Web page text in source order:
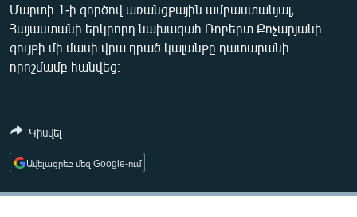
ՏՏ ԵՒ ԻՆՏԵՐՆԵՏ
ԿՈՐՈՆԱՎԻՐՈՒՍ
ԲԱՆԱՎԵՃ
ՁԳՏԵԼՈՎ ԼԱՎԱԳՈՒՅՆԻՆ
ՓՈԴՔԱՍԹ
Auto
360p
480p
Մարտի 1-ի գործով առանցքային ամբաստանյալ,
Հայաստանի երկրորդ նախագահ Ռոբերտ Քոչարյանի
գույքի մի մասի վրա դրած կալանքը դատարանի
որոշմամբ հանվեց։
Կիսվել
Ավելացրեք մեզ Google-ում